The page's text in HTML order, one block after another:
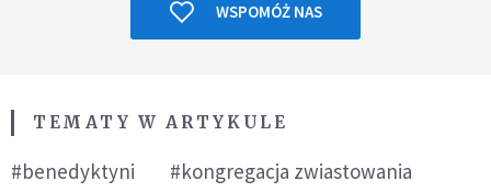
WSPOMÓŻ NAS
TEMATY W ARTYKULE
#benedyktyni
#kongregacja zwiastowania